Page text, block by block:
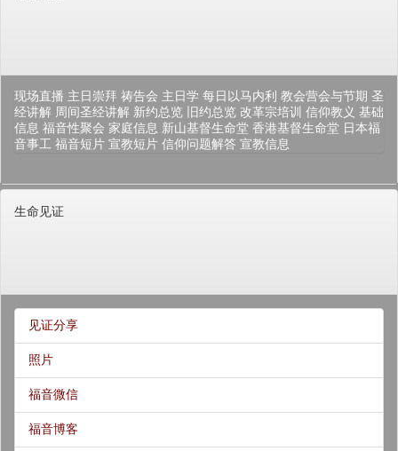
现场直播 主日崇拜 祷告会 主日学 每日以马内利 教会营会与节期 圣
经讲解 周间圣经讲解 新约总览 旧约总览 改革宗培训 信仰教义 基础
信息 福音性聚会 家庭信息 新山基督生命堂 香港基督生命堂 日本福
音事工 福音短片 宣教短片 信仰问题解答 宣教信息
生命见证
见证分享
照片
福音微信
福音博客